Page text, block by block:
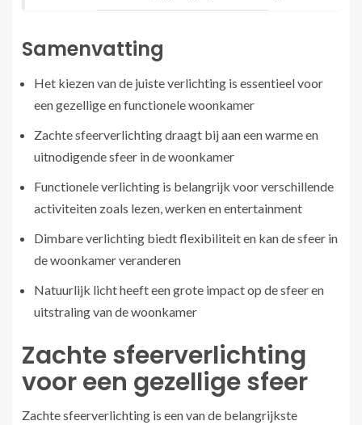
Samenvatting
Het kiezen van de juiste verlichting is essentieel voor
een gezellige en functionele woonkamer
Zachte sfeerverlichting draagt bij aan een warme en
uitnodigende sfeer in de woonkamer
Functionele verlichting is belangrijk voor verschillende
activiteiten zoals lezen, werken en entertainment
Dimbare verlichting biedt flexibiliteit en kan de sfeer in
de woonkamer veranderen
Natuurlijk licht heeft een grote impact op de sfeer en
uitstraling van de woonkamer
Zachte sfeerverlichting
voor een gezellige sfeer
Zachte sfeerverlichting is een van de belangrijkste